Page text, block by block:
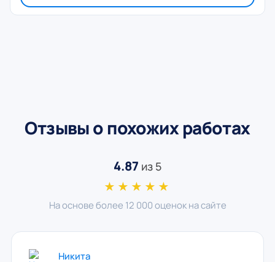
Отзывы о похожих работах
4.87 из 5
★★★★★
На основе более 12 000 оценок на сайте
Никита